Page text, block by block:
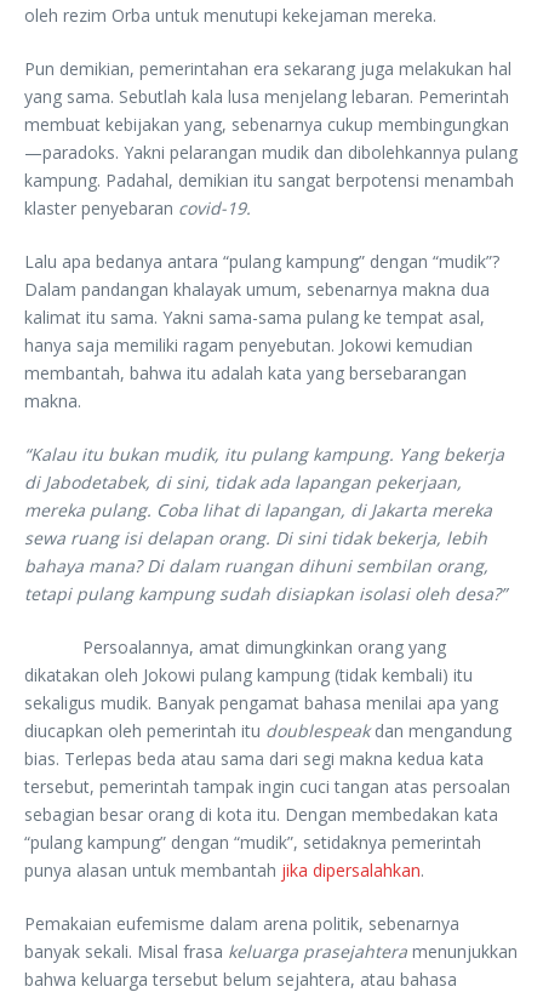
oleh rezim Orba untuk menutupi kekejaman mereka.
Pun demikian, pemerintahan era sekarang juga melakukan hal
yang sama. Sebutlah kala lusa menjelang lebaran. Pemerintah
membuat kebijakan yang, sebenarnya cukup membingungkan
—paradoks. Yakni pelarangan mudik dan dibolehkannya pulang
kampung. Padahal, demikian itu sangat berpotensi menambah
klaster penyebaran covid-19.
Lalu apa bedanya antara “pulang kampung” dengan “mudik”?
Dalam pandangan khalayak umum, sebenarnya makna dua
kalimat itu sama. Yakni sama-sama pulang ke tempat asal,
hanya saja memiliki ragam penyebutan. Jokowi kemudian
membantah, bahwa itu adalah kata yang bersebarangan
makna.
“Kalau itu bukan mudik, itu pulang kampung. Yang bekerja
di Jabodetabek, di sini, tidak ada lapangan pekerjaan,
mereka pulang. Coba lihat di lapangan, di Jakarta mereka
sewa ruang isi delapan orang. Di sini tidak bekerja, lebih
bahaya mana? Di dalam ruangan dihuni sembilan orang,
tetapi pulang kampung sudah disiapkan isolasi oleh desa?”
Persoalannya, amat dimungkinkan orang yang
dikatakan oleh Jokowi pulang kampung (tidak kembali) itu
sekaligus mudik. Banyak pengamat bahasa menilai apa yang
diucapkan oleh pemerintah itu doublespeakdan mengandung
bias. Terlepas beda atau sama dari segi makna kedua kata
tersebut, pemerintah tampak ingin cuci tangan atas persoalan
sebagian besar orang di kota itu. Dengan membedakan kata
“pulang kampung” dengan “mudik”, setidaknya pemerintah
punya alasan untuk membantah jika dipersalahkan.
Pemakaian eufemisme dalam arena politik, sebenarnya
banyak sekali. Misal frasa keluarga prasejahtera menunjukkan
bahwa keluarga tersebut belum sejahtera, atau bahasa